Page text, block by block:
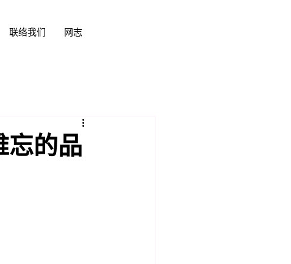
联络我们 网志
忘的品